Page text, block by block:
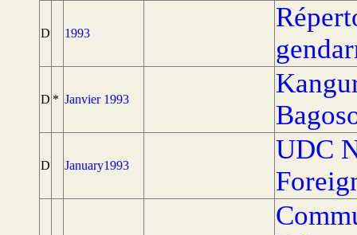
D 1993
D * Janvier 1993
D January1993
UDC